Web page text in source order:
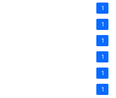
1
1
1
1
1
1